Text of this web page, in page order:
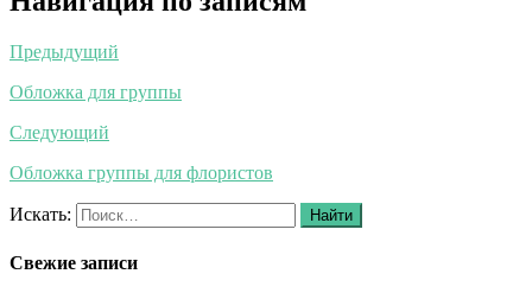
Предыдущий
Обложка для группы
Следующий
Обложка группы для флористов
Искать: Найти
Свежие записи